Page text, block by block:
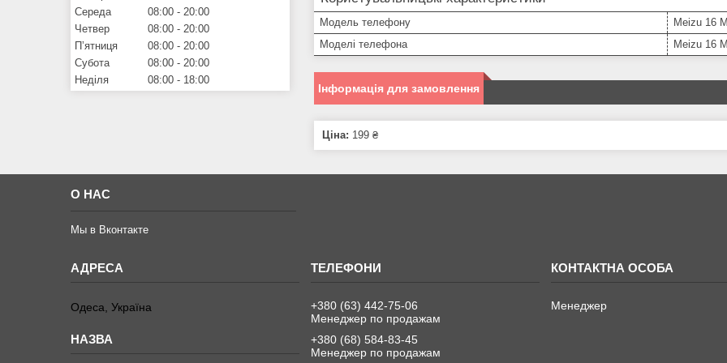
Модель телефону
Meizu 16
Моделі телефона
Meizu 16
Інформація для замовлення
Ціна: 199 ₴
Середа
08:00
20:00
Четвер
08:00
20:00
Пʼятниця
08:00
20:00
Субота
08:00
20:00
Неділя
08:00 18:00
О НАС
Мы в Вконтакте
Одеса, Україна
+380 (63) 442-75-06
Менеджер по продажам
+380 (68) 584-83-45
Менеджер по продажам
Менеджер